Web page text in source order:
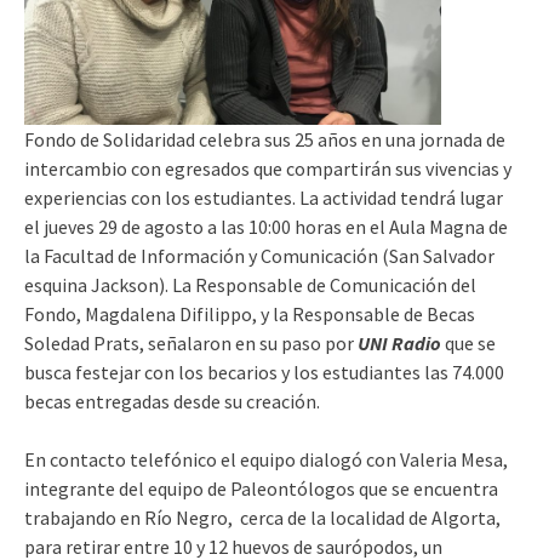
Fondo de Solidaridad celebra sus 25 años en una jornada de
intercambio con egresados que compartirán sus vivencias y
experiencias con los estudiantes. La actividad tendrá lugar
el jueves 29 de agosto a las 10:00 horas en el Aula Magna de
la Facultad de Información y Comunicación (San Salvador
esquina Jackson). La Responsable de Comunicación del
Fondo, Magdalena Difilippo, y la Responsable de Becas
Soledad Prats, señalaron en su paso por UNI Radio que se
busca festejar con los becarios y los estudiantes las 74.000
becas entregadas desde su creación.
En contacto telefónico el equipo dialogó con Valeria Mesa,
integrante del equipo de Paleontólogos que se encuentra
trabajando en Río Negro, cerca de la localidad de Algorta,
para retirar entre 10 y 12 huevos de saurópodos, un